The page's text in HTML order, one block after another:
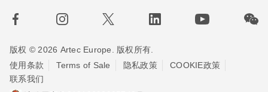
版权 © 2026 Artec Europe. 版权所有.
使用条款
Terms of Sale 隐私政策
COOKIE政策
联系我们